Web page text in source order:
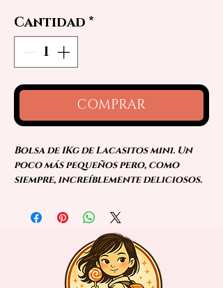
Cantidad *
COMPRAR
Bolsa de 1Kg de Lacasitos mini. Un
poco más pequeños pero, como
siempre, increíblemente deliciosos.